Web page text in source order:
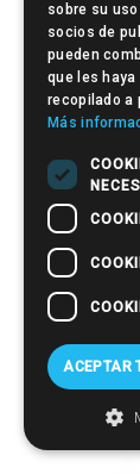
sobre su
socios de
pueden
que les haya
recopilado a
Más
ACEPTAR